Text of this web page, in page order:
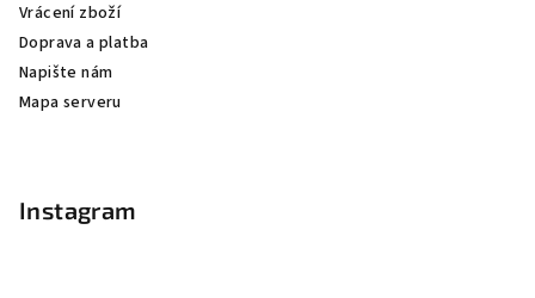
Vrácení zboží
Doprava a platba
Napište nám
Mapa serveru
Instagram